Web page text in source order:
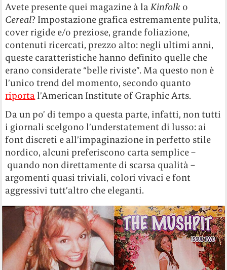
Avete presente quei magazine à laKinfolk o
Cereal? Impostazione grafica estremamente pulita,
cover rigide e/o preziose, grande foliazione,
contenuti ricercati, prezzo alto: negli ultimi anni,
queste caratteristiche hanno definito quelle che
erano considerate “belle riviste”. Ma questo non è
l’unico trend del momento, secondo quanto
riporta l’American Institute of Graphic Arts.
Da un po’ di tempo a questa parte, infatti, non tutti
i giornali scelgono l’understatement di lusso: ai
font discreti e all’impaginazione in perfetto stile
nordico, alcuni preferiscono carta semplice –
quando non direttamente di scarsa qualità –
argomenti quasi triviali, colori vivaci e font
aggressivi tutt’altro che eleganti.